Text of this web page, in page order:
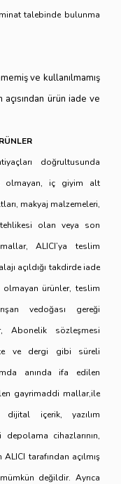
talebinde bulunma
ve kullanılmamış
ürün iade ve
doğrultusunda
olmayan, iç giyim alt
makyaj malzemeleri,
olan veya son
ALICI’ya teslim
açıldığı takdirde iade
olmayan ürünler, teslim
vedoğası gereği
Abonelik sözleşmesi
ve dergi gibi süreli
anında ifa edilen
gayrimaddi mallar,ile
dijital içerik, yazılım
cihazlarının,
tarafından açılmış
değildir. Ayrıca